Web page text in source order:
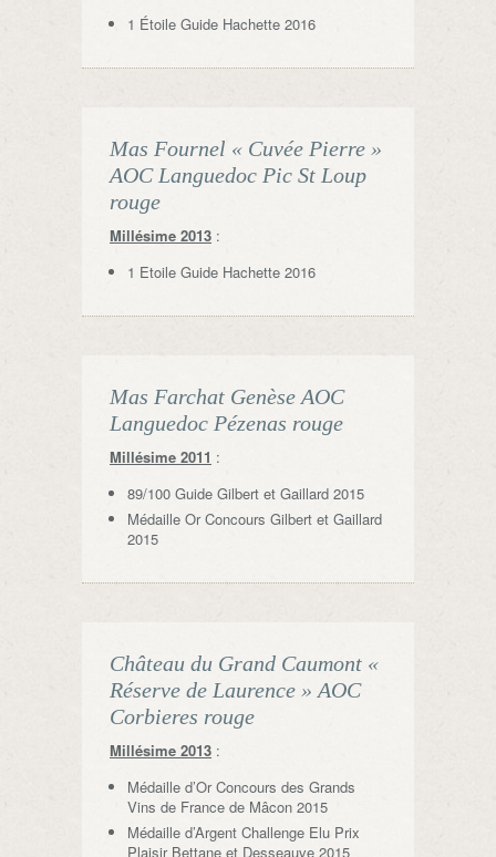
1 Étoile Guide Hachette 2016
Mas Fournel « Cuvée Pierre »
AOC Languedoc Pic St Loup
rouge
Millésime 2013 :
1 Etoile Guide Hachette 2016
Mas Farchat Genèse AOC
Languedoc Pézenas rouge
Millésime 2011 :
89/100 Guide Gilbert et Gaillard 2015
Médaille Or Concours Gilbert et Gaillard
2015
Château du Grand Caumont «
Réserve de Laurence » AOC
Corbieres rouge
Millésime 2013 :
Médaille d’Or Concours des Grands
Vins de France de Mâcon 2015
Médaille d’Argent Challenge Elu Prix
Plaisir Bettane et Desseauve 2015